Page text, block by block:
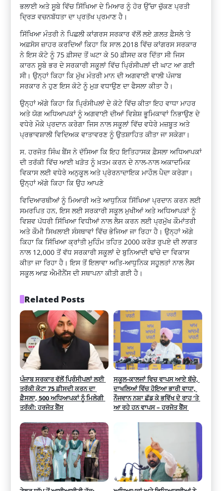
ਭਲਾਈ ਅਤੇ ਸੂਬੇ ਵਿੱਚ ਸਿੱਖਿਆ ਦੇ ਮਿਆਰ ਨੂੰ ਹੋਰ ਉੱਚਾ ਚੁੱਕਣ ਪ੍ਰਤੀ
ਦ੍ਰਿੜ ਵਚਨਬੱਧਤਾ ਦਾ ਪ੍ਰਤੱਖ ਪ੍ਰਮਾਣ ਹੈ।
ਸਿੱਖਿਆ ਮੰਤਰੀ ਨੇ ਪਿਛਲੀ ਕਾਂਗਰਸ ਸਰਕਾਰ ਵੱਲੋਂ ਲਏ ਗ਼ਲਤ ਫ਼ੈਸਲੇ ‘ਤੇ
ਅਫ਼ਸੋਸ ਜ਼ਾਹਰ ਕਰਦਿਆਂ ਕਿਹਾ ਕਿ ਸਾਲ 2018 ਵਿੱਚ ਕਾਂਗਰਸ ਸਰਕਾਰ
ਨੇ ਇਸ ਕੋਟੇ ਨੂੰ 75 ਫ਼ੀਸਦ ਤੋਂ ਘਟਾ ਕੇ 50 ਫ਼ੀਸਦ ਕਰ ਦਿੱਤਾ ਸੀ ਜਿਸ
ਕਾਰਨ ਸੂਬੇ ਭਰ ਦੇ ਸਰਕਾਰੀ ਸਕੂਲਾਂ ਵਿੱਚ ਪ੍ਰਿੰਸੀਪਲਾਂ ਦੀ ਘਾਟ ਆ ਗਈ
ਸੀ। ਉਨ੍ਹਾਂ ਕਿਹਾ ਕਿ ਮੁੱਖ ਮੰਤਰੀ ਮਾਨ ਦੀ ਅਗਵਾਈ ਵਾਲੀ ਪੰਜਾਬ
ਸਰਕਾਰ ਨੇ ਹੁਣ ਇਸ ਕੋਟੇ ਨੂੰ ਮੁੜ ਵਧਾਉਣ ਦਾ ਫੈਸਲਾ ਕੀਤਾ ਹੈ।
ਉਨ੍ਹਾਂ ਅੱਗੇ ਕਿਹਾ ਕਿ ਪ੍ਰਿੰਸੀਪਲਾਂ ਦੇ ਕੋਟੇ ਵਿੱਚ ਕੀਤਾ ਇਹ ਵਾਧਾ ਮਾਹਰ
ਅਤੇ ਯੋਗ ਅਧਿਆਪਕਾਂ ਨੂੰ ਅਗਵਾਈ ਦੀਆਂ ਵਿਸ਼ੇਸ਼ ਭੂਮਿਕਾਵਾਂ ਨਿਭਾਉਣ ਦੇ
ਵਧੇਰੇ ਮੌਕੇ ਪ੍ਰਦਾਨ ਕਰੇਗਾ ਜਿਸ ਨਾਲ ਸਕੂਲਾਂ ਵਿੱਚ ਵਧੇਰੇ ਮਜ਼ਬੂਤ ਅਤੇ
ਪ੍ਰਭਾਵਸ਼ਾਲੀ ਵਿਦਿਅਕ ਵਾਤਾਵਰਣ ਨੂੰ ਉਤਸ਼ਾਹਿਤ ਕੀਤਾ ਜਾ ਸਕੇਗਾ।
ਸ. ਹਰਜੋਤ ਸਿੰਘ ਬੈਂਸ ਨੇ ਦੱਸਿਆ ਕਿ ਇਹ ਇਤਿਹਾਸਕ ਫ਼ੈਸਲਾ ਅਧਿਆਪਕਾਂ
ਦੀ ਤਰੱਕੀ ਵਿੱਚ ਆਈ ਖੜੋਤ ਨੂੰ ਖ਼ਤਮ ਕਰਨ ਦੇ ਨਾਲ-ਨਾਲ ਅਕਾਦਮਿਕ
ਵਿਕਾਸ ਲਈ ਵਧੇਰੇ ਅਨੁਕੂਲ ਅਤੇ ਪ੍ਰੇਰਨਾਦਾਇਕ ਮਾਹੌਲ ਪੈਦਾ ਕਰੇਗਾ।
ਉਨ੍ਹਾਂ ਅੱਗੇ ਕਿਹਾ ਕਿ ਉਹ ਆਪਣੇ
ਵਿਦਿਆਰਥੀਆਂ ਨੂੰ ਮਿਆਰੀ ਅਤੇ ਆਧੁਨਿਕ ਸਿੱਖਿਆ ਪ੍ਰਦਾਨ ਕਰਨ ਲਈ
ਸਮਰਪਿਤ ਹਨ, ਇਸ ਲਈ ਸਰਕਾਰੀ ਸਕੂਲ ਮੁਖੀਆਂ ਅਤੇ ਅਧਿਆਪਕਾਂ ਨੂੰ
ਵਿਸ਼ਵ ਪੱਧਰੀ ਸਿੱਖਿਆ ਵਿਧੀਆਂ ਨਾਲ ਲੈਸ ਕਰਨ ਲਈ ਪ੍ਰਮੁੱਖ ਕੌਮਾਂਤਰੀ
ਅਤੇ ਕੌਮੀ ਸਿਖਲਾਈ ਸੰਸਥਾਵਾਂ ਵਿੱਚ ਭੇਜਿਆ ਜਾ ਰਿਹਾ ਹੈ। ਉਨ੍ਹਾਂ ਅੱਗੇ
ਕਿਹਾ ਕਿ ਸਿੱਖਿਆ ਕ੍ਰਾਂਤੀ ਮੁਹਿੰਮ ਤਹਿਤ 2000 ਕਰੋੜ ਰੁਪਏ ਦੀ ਲਾਗਤ
ਨਾਲ 12,000 ਤੋਂ ਵੱਧ ਸਰਕਾਰੀ ਸਕੂਲਾਂ ਦੇ ਬੁਨਿਆਦੀ ਢਾਂਚੇ ਦਾ ਵਿਕਾਸ
ਕੀਤਾ ਜਾ ਰਿਹਾ ਹੈ। ਇਸ ਤੋਂ ਇਲਾਵਾ ਅਤਿ-ਆਧੁਨਿਕ ਸਹੂਲਤਾਂ ਨਾਲ ਲੈਸ
ਸਕੂਲ ਆਫ਼ ਐਮੀਨੈਂਸ ਦੀ ਸਥਾਪਨਾ ਕੀਤੀ ਗਈ ਹੈ।
Related Posts
ਪੰਜਾਬ ਸਰਕਾਰ ਵੱਲੋਂ ਪ੍ਰਿੰਸੀਪਲਾਂ ਲਈ
ਤਰੱਕੀ ਕੋਟਾ 75 ਫ਼ੀਸਦੀ ਕਰਨ ਦਾ
ਫ਼ੈਸਲਾ, 500 ਅਧਿਆਪਕਾਂ ਨੂੰ ਮਿਲੇਗੀ
ਤਰੱਕੀ: ਹਰਜੋਤ ਬੈਂਸ
ਸਕੂਲ-ਕਾਲਜਾਂ ਵਿਚ ਵਾਪਸ ਆਏ ਬੱਚੇ,
ਦਾਖਲਿਆਂ ਵਿੱਚ ਹੋਇਆ ਭਾਰੀ ਵਾਧਾ,
ਨੌਜਵਾਨ ਨਸ਼ਾ ਛੱਡ ਕੇ ਭਵਿੱਖ ਦੇ ਰਾਹ ‘ਤੇ
ਆ ਰਹੇ ਹਨ ਵਾਪਸ – ਹਰਜੋਤ ਬੈਂਸ